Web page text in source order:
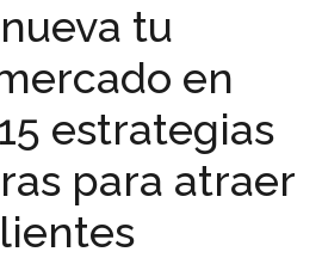
tu
en
estrategias
para atraer